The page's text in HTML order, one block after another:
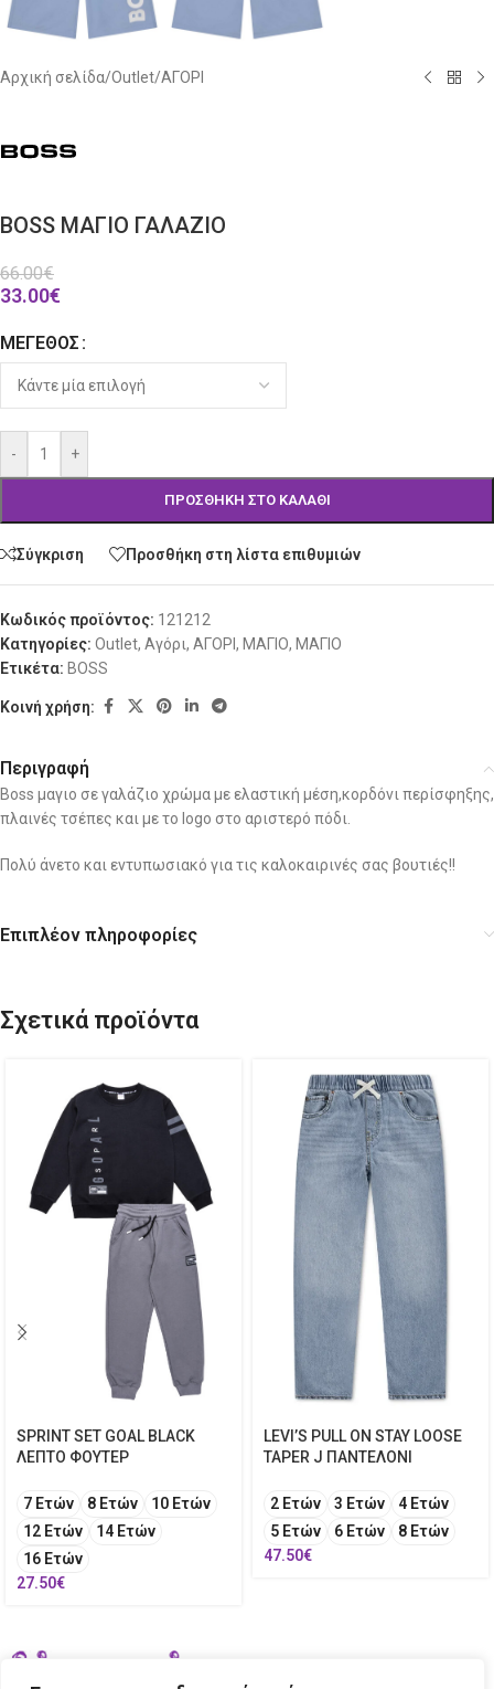
Αρχική σελίδα/Outlet/ΑΓΟΡΙ
BOSS ΜΑΓΙΟ ΓΑΛΑΖΙΟ
66.00€
33.00€
ΜΈΓΕΘΟΣ
- +
ΠΡΟΣΘΉΚΗ ΣΤΟ ΚΑΛΆΘΙ
Alternative:
Σύγκριση Προσθήκη στη λίστα επιθυμιών
Κωδικός προϊόντος: 121212
Κατηγορίες: Outlet, Αγόρι, ΑΓΟΡΙ , ΜΑΓΙΟ, ΜΑΓΙΟ
Ετικέτα: BOSS
Κοινή χρήση:
Περιγραφή
Boss μαγιο σε γαλάζιο χρώμα με ελαστική μέση,κορδόνι περίσφηξης,
πλαινές τσέπες και με το logo στο αριστερό πόδι.
Πολύ άνετο και εντυπωσιακό για τις καλοκαιρινές σας βουτιές!!
Επιπλέον πληροφορίες
Σχετικά προϊόντα
SPRINT SET GOAL BLACK
ΛΕΠΤΟ ΦΟΥΤΕΡ
7 Ετών 8 Ετών
10 Ετών
12 Ετών
14 Ετών
16 Ετών
27.50€
LEVI’S PULL ON STAY LOOSE
TAPER J ΠΑΝΤΕΛΟΝΙ
2 Ετών 3 Ετών
4 Ετών
5 Ετών
6 Ετών
8 Ετών
47.50€